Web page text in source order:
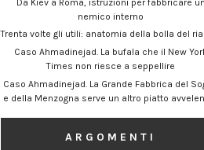
nemico interno
Trenta volte gli utili: anatomia della bolla del
Caso Ahmadinejad. La bufala che il New
Times non riesce a seppellire
Caso Ahmadinejad. La Grande Fabbrica del
e della Menzogna serve un altro piatto
ARGOMENTI